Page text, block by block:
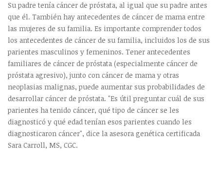
Su padre tenía cáncer de próstata, al igual que su padre antes
que él. También hay antecedentes de cáncer de mama entre
las mujeres de su familia. Es importante comprender todos
los antecedentes de cáncer de su familia, incluidos los de sus
parientes masculinos y femeninos. Tener antecedentes
familiares de cáncer de próstata (especialmente cáncer de
próstata agresivo), junto con cáncer de mama y otras
neoplasias malignas, puede aumentar sus probabilidades de
desarrollar cáncer de próstata. "Es útil preguntar cuál de sus
parientes ha tenido cáncer, qué tipo de cáncer se les
diagnosticó y qué edad tenían esos parientes cuando les
diagnosticaron cáncer", dice la asesora genética certificada
Sara Carroll, MS, CGC.